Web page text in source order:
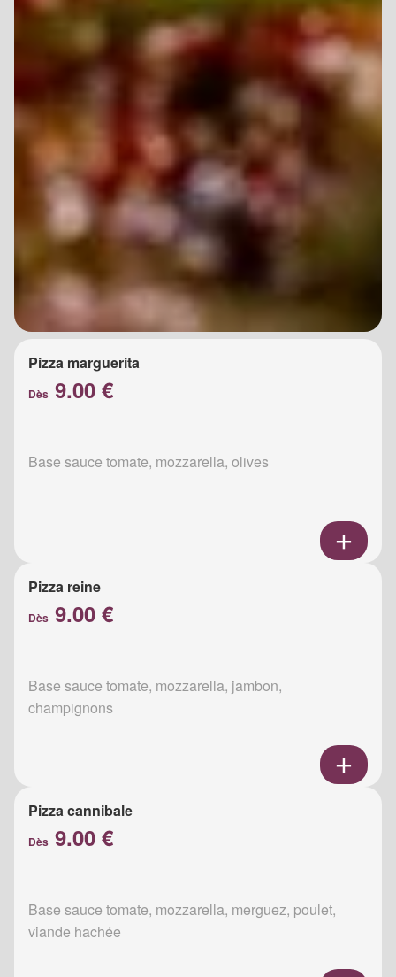
Pizza marguerita
Dès 9.00 €
Base sauce tomate, mozzarella, olives
Pizza reine
Dès 9.00 €
Base sauce tomate, mozzarella, jambon,
champignons
Pizza cannibale
Dès 9.00 €
Base sauce tomate, mozzarella, merguez, poulet,
viande hachée